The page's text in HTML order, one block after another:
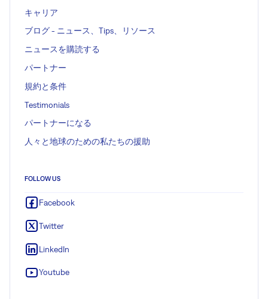
キャリア
ブログ - ニュース、Tips、リソース
ニュースを購読する
パートナー
規約と条件
Testimonials
パートナーになる
人々と地球のための私たちの援助
FOLLOW US
Facebook
Twitter
LinkedIn
Youtube